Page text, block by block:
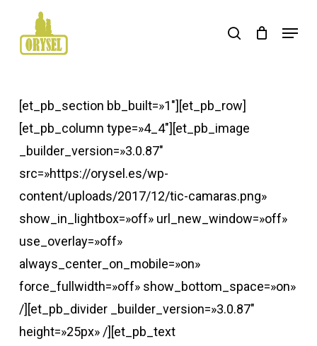
main
search Menu
[et_pb_section bb_built=»1″][et_pb_row]
[et_pb_column type=»4_4″][et_pb_image
_builder_version=»3.0.87″
src=»https://orysel.es/wp-
content/uploads/2017/12/tic-camaras.png»
show_in_lightbox=»off» url_new_window=»off»
use_overlay=»off»
always_center_on_mobile=»on»
force_fullwidth=»off» show_bottom_space=»on»
/][et_pb_divider _builder_version=»3.0.87″
height=»25px» /][et_pb_text